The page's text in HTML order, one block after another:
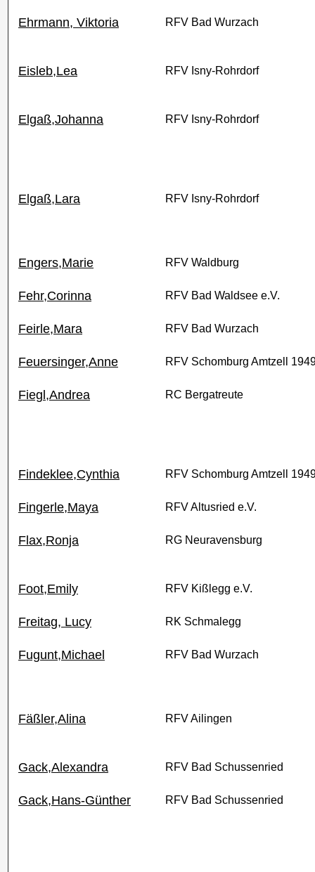
Ehrmann, Viktoria RFV Bad Wurzach
Eisleb,Lea RFV Isny-Rohrdorf
Elgaß,Johanna RFV Isny-Rohrdorf
Elgaß,Lara RFV Isny-Rohrdorf
Engers,Marie RFV Waldburg
Fehr,Corinna RFV Bad Waldsee e.V.
Feirle,Mara RFV Bad Wurzach
Feuersinger,Anne RFV Schomburg Amtzell
Fiegl,Andrea RC Bergatreute
Findeklee,Cynthia RFV Schomburg Amtzell
Fingerle,Maya RFV Altusried e.V.
Flax,Ronja RG Neuravensburg
Foot,Emily RFV Kißlegg e.V.
Freitag, Lucy RK Schmalegg
Fugunt,Michael RFV Bad Wurzach
Fäßler,Alina RFV Ailingen
Gack,Alexandra RFV Bad Schussenried
Gack,Hans-Günther RFV Bad Schussenried